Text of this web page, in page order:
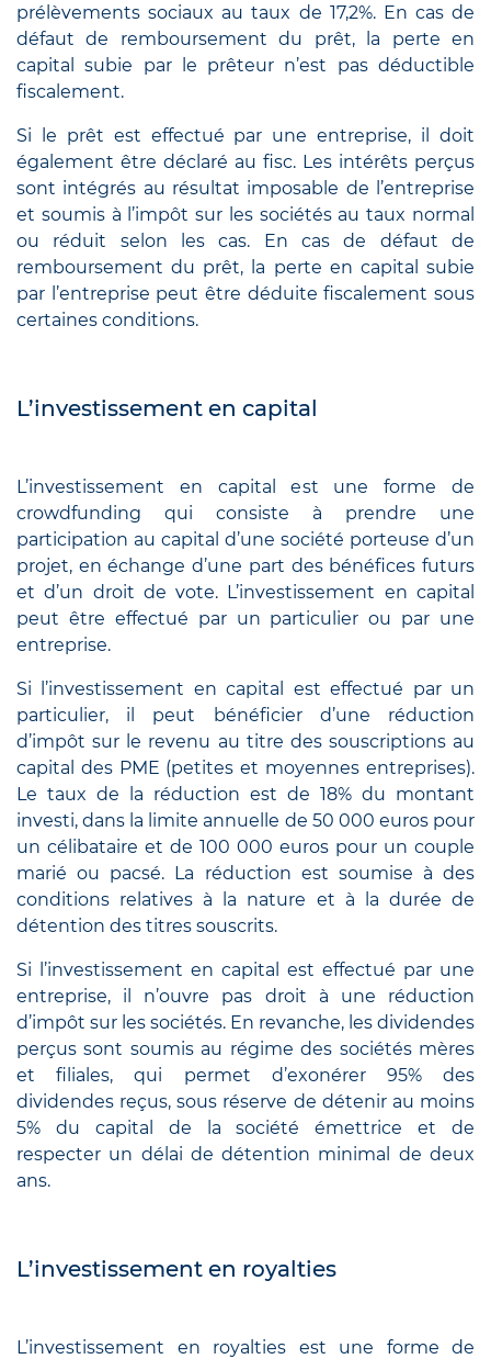
prélèvements sociaux au taux de 17,2%. En cas de
défaut de remboursement du prêt, la perte en
capital subie par le prêteur n’est pas déductible
fiscalement.
Si le prêt est effectué par une entreprise, il doit
également être déclaré au fisc. Les intérêts perçus
sont intégrés au résultat imposable de l’entreprise
et soumis à l’impôt sur les sociétés au taux normal
ou réduit selon les cas. En cas de défaut de
remboursement du prêt, la perte en capital subie
par l’entreprise peut être déduite fiscalement sous
certaines conditions.
L’investissement en capital
L’investissement en capital est une forme de
crowdfunding qui consiste à prendre une
participation au capital d’une société porteuse d’un
projet, en échange d’une part des bénéfices futurs
et d’un droit de vote. L’investissement en capital
peut être effectué par un particulier ou par une
entreprise.
Si l’investissement en capital est effectué par un
particulier, il peut bénéficier d’une réduction
d’impôt sur le revenu au titre des souscriptions au
capital des PME (petites et moyennes entreprises).
Le taux de la réduction est de 18% du montant
investi, dans la limite annuelle de 50 000 euros pour
un célibataire et de 100 000 euros pour un couple
marié ou pacsé. La réduction est soumise à des
conditions relatives à la nature et à la durée de
détention des titres souscrits.
Si l’investissement en capital est effectué par une
entreprise, il n’ouvre pas droit à une réduction
d’impôt sur les sociétés. En revanche, les dividendes
perçus sont soumis au régime des sociétés mères
et filiales, qui permet d’exonérer 95% des
dividendes reçus, sous réserve de détenir au moins
5% du capital de la société émettrice et de
respecter un délai de détention minimal de deux
ans.
L’investissement en royalties
L’investissement en royalties est une forme de